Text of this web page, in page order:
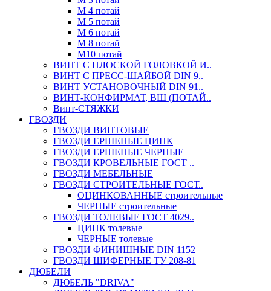
М 4 потай
М 5 потай
М 6 потай
М 8 потай
М10 потай
ВИНТ С ПЛОСКОЙ ГОЛОВКОЙ И..
ВИНТ С ПРЕСС-ШАЙБОЙ DIN 9..
ВИНТ УСТАНОВОЧНЫЙ DIN 91..
ВИНТ-КОНФИРМАТ, ВШ (ПОТАЙ..
Винт-СТЯЖКИ
ГВОЗДИ
ГВОЗДИ ВИНТОВЫЕ
ГВОЗДИ ЕРШЕНЫЕ ЦИНК
ГВОЗДИ ЕРШЕНЫЕ ЧЕРНЫЕ
ГВОЗДИ КРОВЕЛЬНЫЕ ГОСТ ..
ГВОЗДИ МЕБЕЛЬНЫЕ
ГВОЗДИ СТРОИТЕЛЬНЫЕ ГОСТ..
ОЦИНКОВАННЫЕ строительные
ЧЕРНЫЕ строительные
ГВОЗДИ ТОЛЕВЫЕ ГОСТ 4029..
ЦИНК толевые
ЧЕРНЫЕ толевые
ГВОЗДИ ФИНИШНЫЕ DIN 1152
ГВОЗДИ ШИФЕРНЫЕ ТУ 208-81
ДЮБЕЛИ
ДЮБЕЛЬ "DRIVA"